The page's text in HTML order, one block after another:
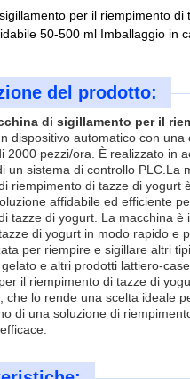
per il riempimento di
50-500 ml Imballaggio in
del prodotto:
di sigillamento per il
dispositivo automatico con una
2000 pezzi/ora. È realizzato in
un sistema di controllo PLC.La
riempimento di tazze di yogurt
affidabile ed efficiente
tazze di yogurt. La macchina è
di yogurt in modo rapido e
per riempire e sigillare altri
e altri prodotti lattiero-
il riempimento di tazze di
che lo rende una scelta ideale
di una soluzione di